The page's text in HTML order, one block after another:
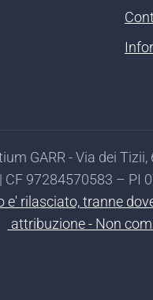
GARR - Via dei
| CF 97284570583 – PI
e' rilasciato, tranne
attribuzione - Non